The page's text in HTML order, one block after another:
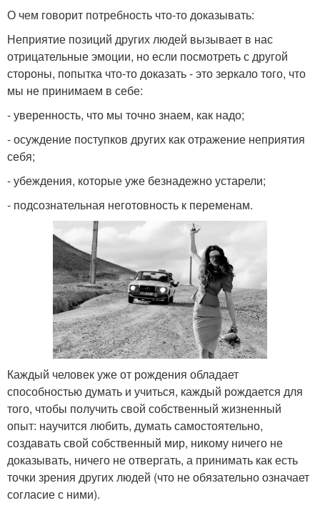
О чем говорит потребность что-то доказывать:
Неприятие позиций других людей вызывает в нас
отрицательные эмоции, но если посмотреть с другой
стороны, попытка что-то доказать - это зеркало того, что
мы не принимаем в себе:
- уверенность, что мы точно знаем, как надо;
- осуждение поступков других как отражение неприятия
себя;
- убеждения, которые уже безнадежно устарели;
- подсознательная неготовность к переменам.
Каждый человек уже от рождения обладает
способностью думать и учиться, каждый рождается для
того, чтобы получить свой собственный жизненный
опыт: научится любить, думать самостоятельно,
создавать свой собственный мир, никому ничего не
доказывать, ничего не отвергать, а принимать как есть
точки зрения других людей (что не обязательно означает
согласие с ними).